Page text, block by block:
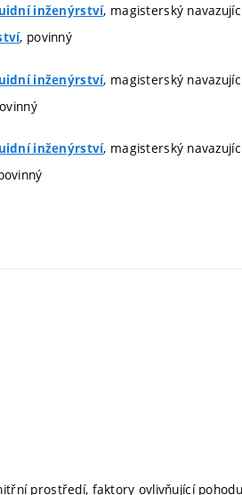
inženýrství, magisterský
, povinný
inženýrství, magisterský
inženýrství, magisterský
prostředí, faktory ovlivňující